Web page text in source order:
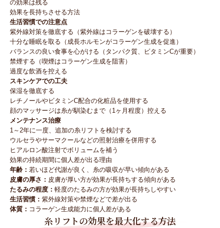
の効果は残る
効果を長持ちさせる方法
生活習慣での注意点
紫外線対策を徹底する（紫外線はコラーゲンを破壊する）
十分な睡眠を取る（成長ホルモンがコラーゲン生成を促進）
バランスの良い食事を心がける（タンパク質、ビタミンCが重要）
禁煙する（喫煙はコラーゲン生成を阻害）
過度な飲酒を控える
スキンケアでの工夫
保湿を徹底する
レチノールやビタミンC配合の化粧品を使用する
顔のマッサージは糸が馴染むまで（1ヶ月程度）控える
メンテナンス治療
1～2年に一度、追加の糸リフトを検討する
ウルセラやサーマクールなどの照射治療を併用する
ヒアルロン酸注射でボリュームを補う
効果の持続期間に個人差が出る理由
年齢： 若いほど代謝が良く、糸の吸収が早い傾向がある
皮膚の厚さ： 皮膚が厚い方が効果が長持ちする傾向がある
たるみの程度： 軽度のたるみの方が効果が長持ちしやすい
生活習慣： 紫外線対策や禁煙などで差が出る
体質： コラーゲン生成能力に個人差がある
糸リフトの効果を最大化する方法